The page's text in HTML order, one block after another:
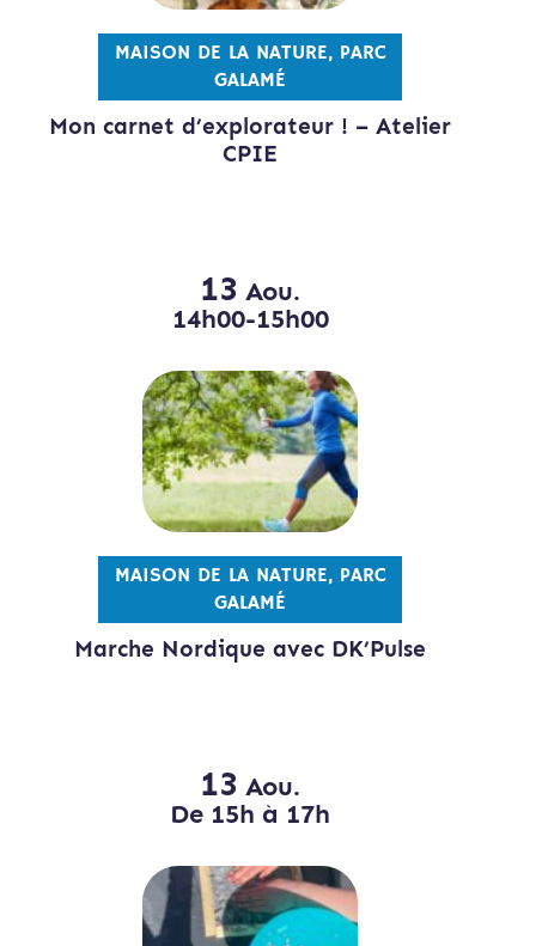
MAISON DE LA NATURE, PARC
GALAMÉ
Mon carnet d’explorateur ! – Atelier
CPIE
13 Aou.
14h00-15h00
MAISON DE LA NATURE, PARC
GALAMÉ
Marche Nordique avec DK’Pulse
13 Aou.
De 15h à 17h